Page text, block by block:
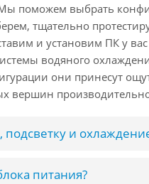
Мы поможем выбрать
тщательно
и установим ПК у
водяного
они принесут
вершин
и
питания?